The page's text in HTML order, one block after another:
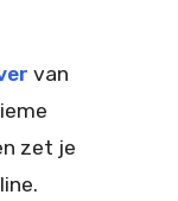
van
zet je